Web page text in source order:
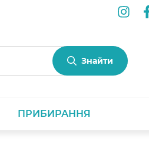
Знайти
ПРИБИРАННЯ